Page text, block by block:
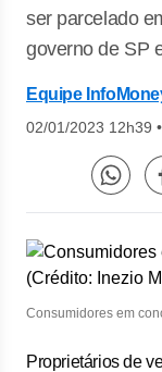
ser parcelado
governo de SP
Equipe
02/01/2023 12h39 •
Consumidores em
Proprietários de